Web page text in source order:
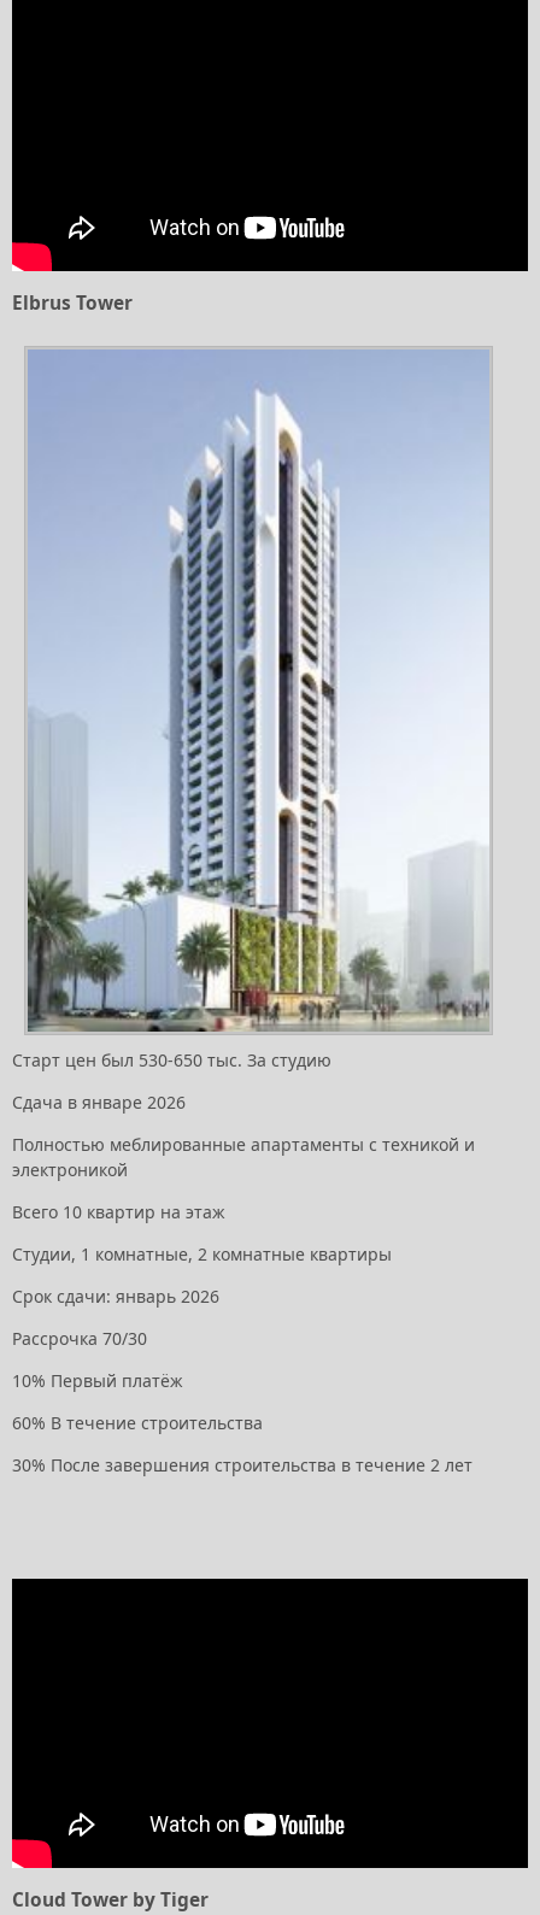
Elbrus Tower
Старт цен был 530-650 тыс. За студию
Сдача в январе 2026
Полностью меблированные апартаменты с техникой и
электроникой
Всего 10 квартир на этаж
Студии, 1 комнатные, 2 комнатные квартиры
Срок сдачи: январь 2026
Рассрочка 70/30
10% Первый платёж
60% В течение строительства
30% После завершения строительства в течение 2 лет
Cloud Tower by Tiger